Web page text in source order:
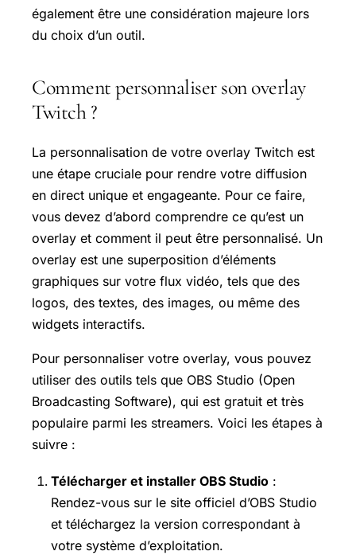
également être une considération majeure lors
du choix d’un outil.
Comment personnaliser son overlay
Twitch ?
La personnalisation de votre overlay Twitch est
une étape cruciale pour rendre votre diffusion
en direct unique et engageante. Pour ce faire,
vous devez d’abord comprendre ce qu’est un
overlay et comment il peut être personnalisé. Un
overlay est une superposition d’éléments
graphiques sur votre flux vidéo, tels que des
logos, des textes, des images, ou même des
widgets interactifs.
Pour personnaliser votre overlay, vous pouvez
utiliser des outils tels que OBS Studio (Open
Broadcasting Software), qui est gratuit et très
populaire parmi les streamers. Voici les étapes à
suivre :
Télécharger et installer OBS Studio :
Rendez-vous sur le site officiel d’OBS Studio
et téléchargez la version correspondant à
votre système d’exploitation.